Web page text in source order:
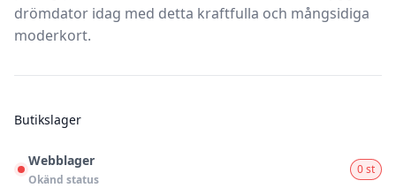
drömdator idag med detta kraftfulla och mångsidiga
moderkort.
Butikslager
Webblager
Okänd status
0 st